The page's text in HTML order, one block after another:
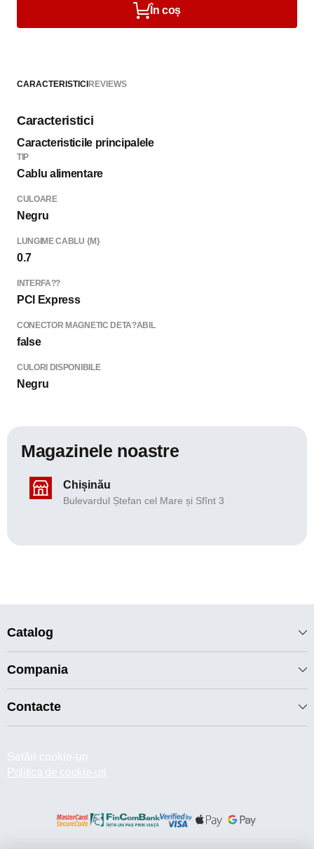
În coș
CARACTERISTICIREVIEWS
Caracteristici
Caracteristicile principalele
TIP
Cablu alimentare
CULOARE
Negru
LUNGIME CABLU {M}
0.7
INTERFA??
PCI Express
CONECTOR MAGNETIC DETA?ABIL
false
CULORI DISPONIBILE
Negru
Magazinele noastre
Chișinău
Bulevardul Ștefan cel Mare și Sfînt 3
Catalog
Compania
Contacte
Setări cookie-uri
Politica de cookie-uri